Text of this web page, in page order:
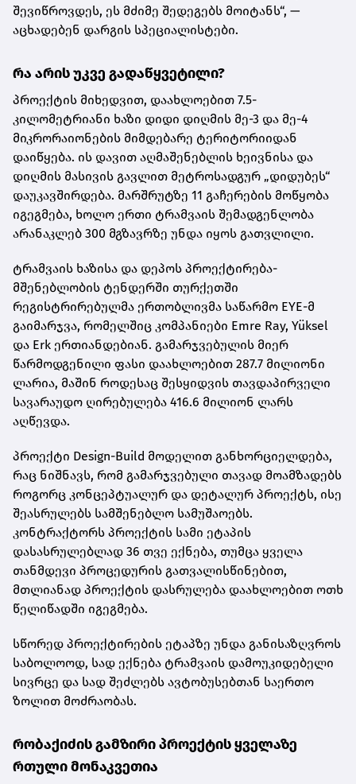
შევიწროვდეს, ეს მძიმე შედეგებს მოიტანს“, —
აცხადებენ დარგის სპეციალისტები.
რა არის უკვე გადაწყვეტილი?
პროექტის მიხედვით, დაახლოებით 7.5-
კილომეტრიანი ხაზი დიდი დიღმის მე-3 და მე-4
მიკრორაიონების მიმდებარე ტერიტორიიდან
დაიწყება. ის დავით აღმაშენებლის ხეივნისა და
დიღმის მასივის გავლით მეტროსადგურ „დიდუბეს“
დაუკავშირდება. მარშრუტზე 11 გაჩერების მოწყობა
იგეგმება, ხოლო ერთი ტრამვაის შემადგენლობა
არანაკლებ 300 მგზავრზე უნდა იყოს გათვლილი.
ტრამვაის ხაზისა და დეპოს პროექტირება-
მშენებლობის ტენდერში თურქეთში
რეგისტრირებულმა ერთობლივმა საწარმო EYE-მ
გაიმარჯვა, რომელშიც კომპანიები Emre Ray, Yüksel
და Erk ერთიანდებიან. გამარჯვებულის მიერ
წარმოდგენილი ფასი დაახლოებით 287.7 მილიონი
ლარია, მაშინ როდესაც შესყიდვის თავდაპირველი
სავარაუდო ღირებულება 416.6 მილიონ ლარს
აღწევდა.
პროექტი Design-Build მოდელით განხორციელდება,
რაც ნიშნავს, რომ გამარჯვებული თავად მოამზადებს
როგორც კონცეპტუალურ და დეტალურ პროექტს, ისე
შეასრულებს სამშენებლო სამუშაოებს.
კონტრაქტორს პროექტის სამი ეტაპის
დასასრულებლად 36 თვე ექნება, თუმცა ყველა
თანმდევი პროცედურის გათვალისწინებით,
მთლიანად პროექტის დასრულება დაახლოებით ოთხ
წელიწადში იგეგმება.
სწორედ პროექტირების ეტაპზე უნდა განისაზღვროს
საბოლოოდ, სად ექნება ტრამვაის დამოუკიდებელი
სივრცე და სად შეძლებს ავტობუსებთან საერთო
ზოლით მოძრაობას.
რობაქიძის გამზირი პროექტის ყველაზე
რთული მონაკვეთია